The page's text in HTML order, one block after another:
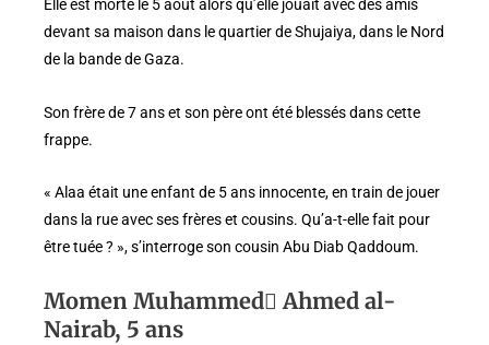
Elle est morte le 5 août alors qu’elle jouait avec des amis
devant sa maison dans le quartier de Shujaiya, dans le Nord
de la bande de Gaza.
Son frère de 7 ans et son père ont été blessés dans cette
frappe.
« Alaa était une enfant de 5 ans innocente, en train de jouer
dans la rue avec ses frères et cousins. Qu’a-t-elle fait pour
être tuée ? », s’interroge son cousin Abu Diab Qaddoum.
Momen Muhammed ِAhmed al-
Nairab, 5 ans